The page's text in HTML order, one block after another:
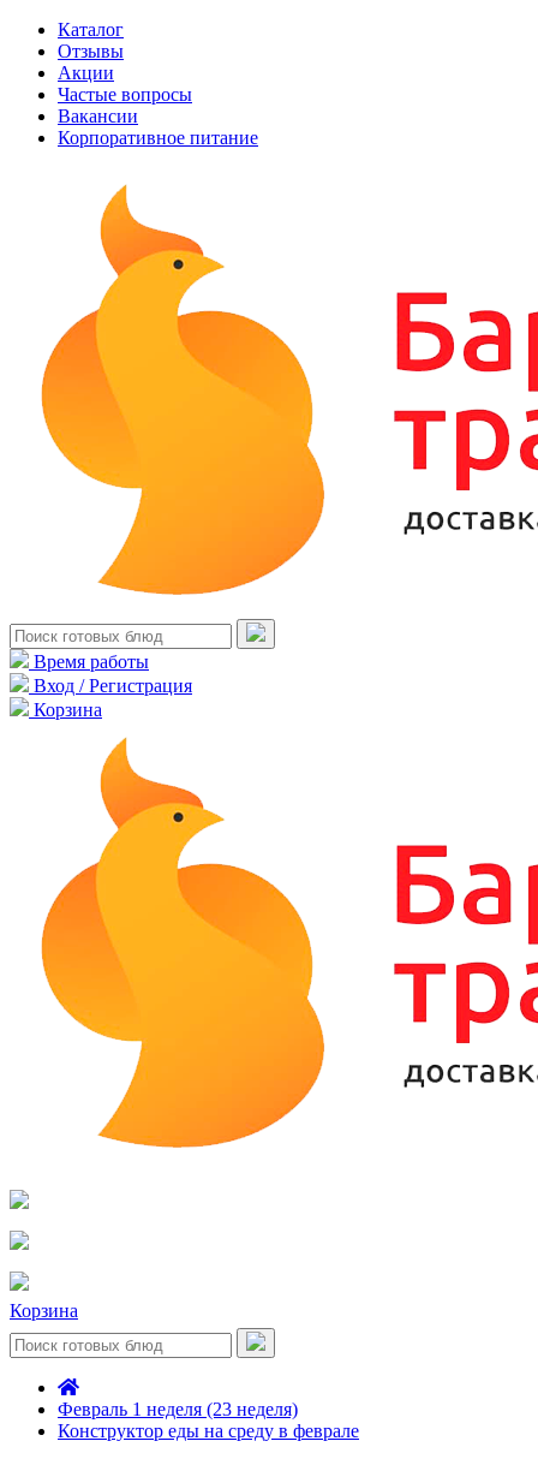
Каталог
Отзывы
Акции
Частые вопросы
Вакансии
Корпоративное питание
Время работы
Вход / Регистрация
Корзина
Корзина
Февраль 1 неделя (23 неделя)
Конструктор еды на среду в феврале